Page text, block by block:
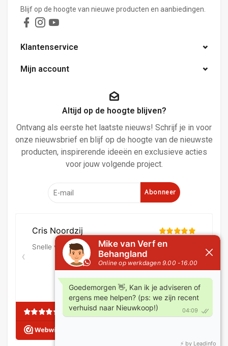
Blijf op de hoogte van nieuwe producten en aanbiedingen.
Klantenservice
Mijn account
Altijd op de hoogte blijven?
Ontvang als eerste het laatste nieuws! Schrijf je in voor
onze nieuwsbrief en blijf op de hoogte van de nieuwste
producten, inspirerende ideeën en exclusieve acties
voor jouw volgende project.
Abonneer